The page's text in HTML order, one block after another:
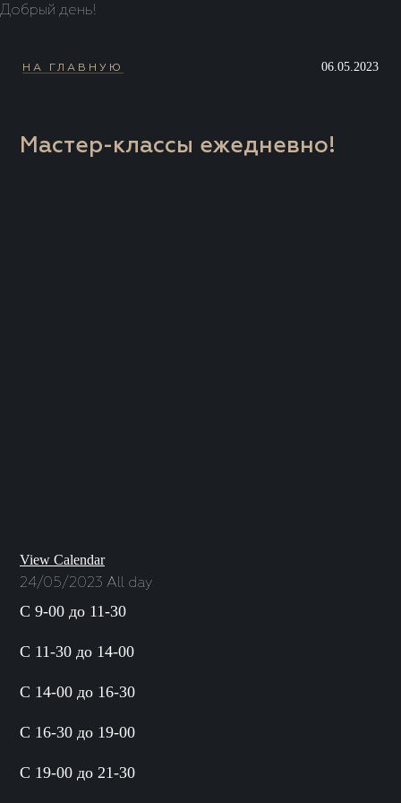
Добрый день!
НА ГЛАВНУЮ 06.05.2023
Мастер-классы ежедневно!
View Calendar
24/05/2023 All day
С 9-00 до 11-30
С 11-30 до 14-00
С 14-00 до 16-30
С 16-30 до 19-00
С 19-00 до 21-30